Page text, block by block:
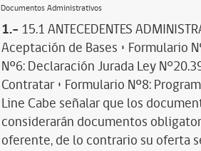
Documentos Administrativos
1.- 15.1 ANTECEDENTES
Aceptación de Bases • Formulario
Nº6: Declaración Jurada Ley
Contratar • Formulario Nº8:
Line Cabe señalar que los
considerarán documentos
oferente, de lo contrario su oferta